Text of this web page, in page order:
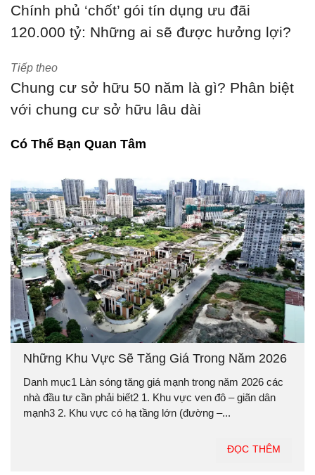
Chính phủ ‘chốt’ gói tín dụng ưu đãi
120.000 tỷ: Những ai sẽ được hưởng lợi?
Tiếp theo
Chung cư sở hữu 50 năm là gì? Phân biệt
với chung cư sở hữu lâu dài
Có Thể Bạn Quan Tâm
Những Khu Vực Sẽ Tăng Giá Trong Năm 2026
Danh mục1 Làn sóng tăng giá mạnh trong năm 2026 các
nhà đầu tư cần phải biết2 1. Khu vực ven đô – giãn dân
mạnh3 2. Khu vực có hạ tầng lớn (đường –...
ĐỌC THÊM